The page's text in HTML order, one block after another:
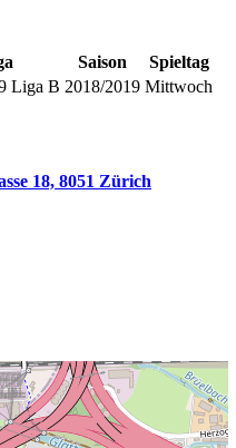
Saison
Spieltag
Liga B 2018/2019 Mittwoch
18, 8051 Zürich